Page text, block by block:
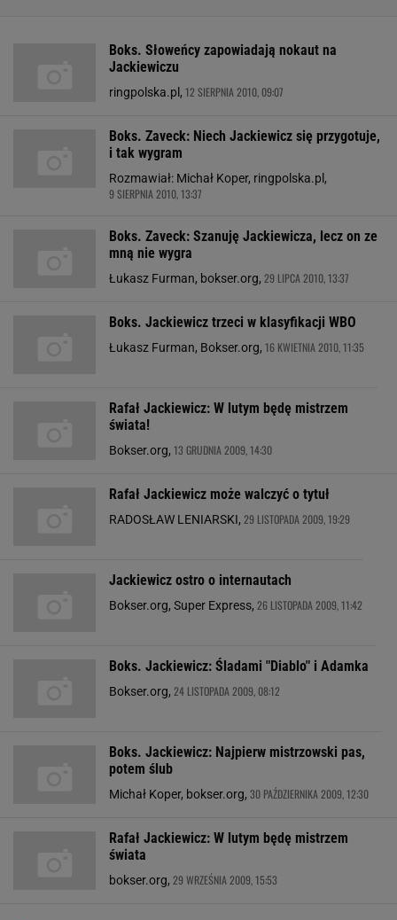
Boks. Słoweńcy zapowiadają nokaut na
Jackiewiczu
ringpolska.pl, 12 SIERPNIA 2010, 09:07
Boks. Zaveck: Niech Jackiewicz się przygotuje,
i tak wygram
Rozmawiał: Michał Koper, ringpolska.pl,
9 SIERPNIA 2010, 13:37
Boks. Zaveck: Szanuję Jackiewicza, lecz on ze
mną nie wygra
Łukasz Furman, bokser.org, 29 LIPCA 2010, 13:37
Boks. Jackiewicz trzeci w klasyfikacji WBO
Łukasz Furman, Bokser.org, 16 KWIETNIA 2010, 11:35
Rafał Jackiewicz: W lutym będę mistrzem
świata!
Bokser.org, 13 GRUDNIA 2009, 14:30
Rafał Jackiewicz może walczyć o tytuł
RADOSŁAW LENIARSKI, 29 LISTOPADA 2009, 19:29
Jackiewicz ostro o internautach
Bokser.org, Super Express, 26 LISTOPADA 2009, 11:42
Boks. Jackiewicz: Śladami "Diablo" i Adamka
Bokser.org, 24 LISTOPADA 2009, 08:12
Boks. Jackiewicz: Najpierw mistrzowski pas,
potem ślub
Michał Koper, bokser.org, 30 PAŹDZIERNIKA 2009, 12:30
Rafał Jackiewicz: W lutym będę mistrzem
świata
bokser.org, 29 WRZEŚNIA 2009, 15:53